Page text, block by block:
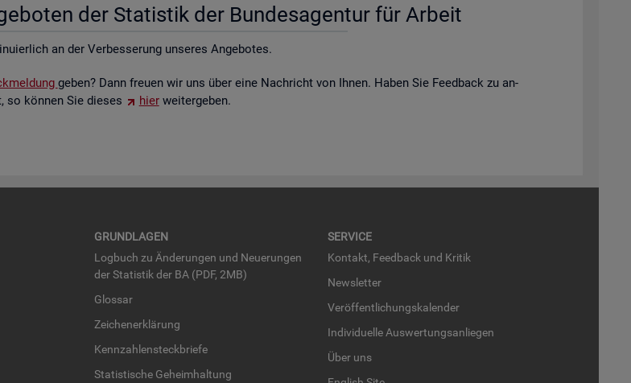
der Sta­tis­tik der Bun­des­agen­tur für Ar­beit
an der Ver­bes­se­rung un­se­res An­ge­bo­tes.
geben? Dann freu­en wir uns über eine Nach­richt von Ihnen. Haben Sie Feed­back zu an­
so kön­nen Sie die­ses
hierwei­ter­ge­ben.
GRUND­LA­GEN
Log­buch zu Än­de­run­gen und Neue­run­gen
der Sta­tis­tik der BA (PDF, 2MB)
Glos­sar
Zei­chen­er­klä­rung
Kenn­zah­len­steck­brie­fe
Sta­tis­ti­sche Ge­heim­hal­tung
SER­VICE
Kon­takt, Feed­back und Kri­tik
News­let­ter
Ver­öf­fent­li­chungs­ka­len­der
In­di­vi­du­el­le Aus­wer­tungs­an­lie­gen
Über uns